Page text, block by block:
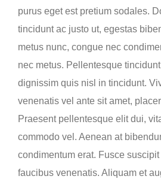
purus eget est pretium sodales.
tincidunt ac justo ut, egestas
metus nunc, congue nec
nec metus. Pellentesque
dignissim quis nisl in tincidunt.
venenatis vel ante sit amet,
Praesent pellentesque elit dui,
commodo vel. Aenean at
condimentum erat. Fusce
faucibus venenatis. Aliquam et